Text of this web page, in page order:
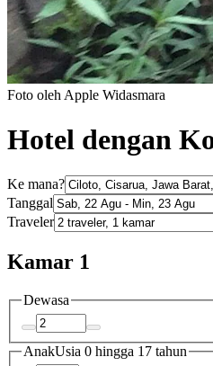
Foto oleh Apple Widasmara
Hotel dengan
Ke mana?
Tanggal
Traveler
Kamar 1
Dewasa
AnakUsia 0 hingga 17 tahun